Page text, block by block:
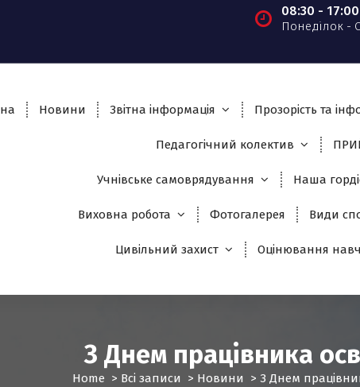
08:30 - 17:00
Понеділок -
Новини Звітна інформація Прозорість та
Педагогічний колектив
Учнівське самоврядування Наша
Виховна робота Фотогалерея Види
Цивільний захист Оцінювання
З Днем працівника
Home > Всі записи > Новини > З Днем